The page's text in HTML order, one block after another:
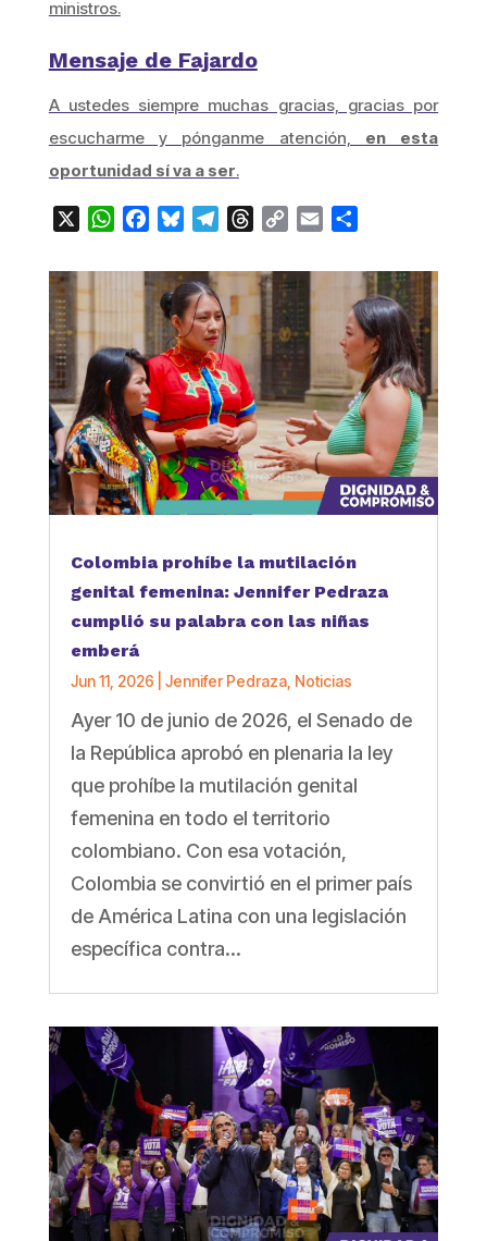
ministros.
Mensaje de Fajardo
A ustedes siempre muchas gracias, gracias por
escucharme y pónganme atención, en esta
oportunidad sí va a ser.
WhatsApp
FacebookBlueskyTelegramThreads
Copy Email
Colombia prohíbe la mutilación
genital femenina: Jennifer Pedraza
cumplió su palabra con las niñas
emberá
Jun 11, 2026 Jennifer Pedraza, Noticias
Ayer 10 de junio de 2026, el Senado de
la República aprobó en plenaria la ley
que prohíbe la mutilación genital
femenina en todo el territorio
colombiano. Con esa votación,
Colombia se convirtió en el primer país
de América Latina con una legislación
específica contra...